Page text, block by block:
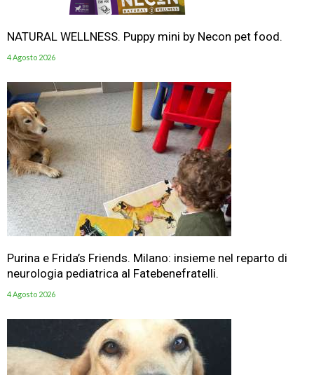
NATURAL WELLNESS. Puppy mini by Necon pet food.
4 Agosto 2026
Purina e Frida’s Friends. Milano: insieme nel reparto di
neurologia pediatrica al Fatebenefratelli.
4 Agosto 2026